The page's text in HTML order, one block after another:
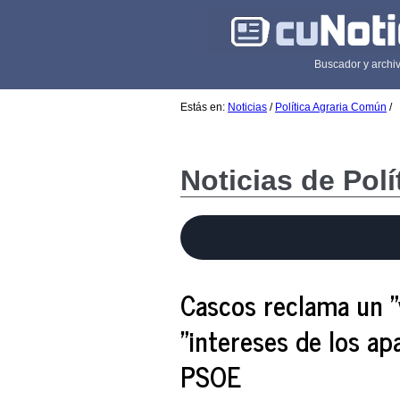
Buscador y
Estás en: Noticias / Política Agraria Común /
Noticias de
Cascos reclama
"intereses de los
PSOE